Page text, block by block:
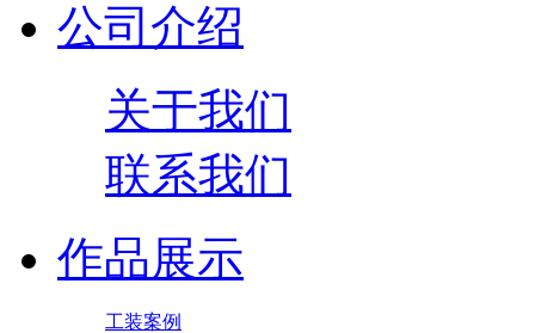
公司介绍
关于我们
联系我们
作品展示
工装案例